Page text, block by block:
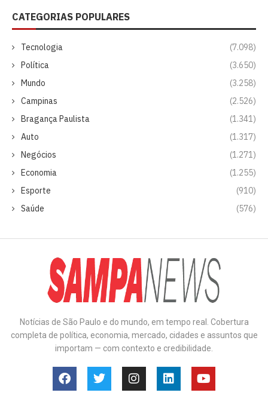
CATEGORIAS POPULARES
Tecnologia
(7.098)
Política
(3.650)
Mundo
(3.258)
Campinas
(2.526)
Bragança Paulista
(1.341)
Auto
(1.317)
Negócios
(1.271)
Economia
(1.255)
Esporte
(910)
Saúde
(576)
Notícias de São Paulo e do mundo, em tempo real. Cobertura
completa de política, economia, mercado, cidades e assuntos que
importam — com contexto e credibilidade.